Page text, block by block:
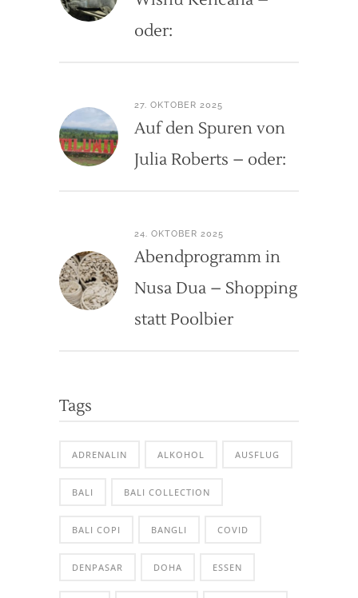
oder:
27. OKTOBER 2025
Auf den Spuren von
Julia Roberts – oder:
24. OKTOBER 2025
Abendprogramm in
Nusa Dua – Shopping
statt Poolbier
Tags
ADRENALIN ALKOHOL AUSFLUG
BALI BALI COLLECTION
BALI COPI BANGLI COVID
DENPASAR DOHA ESSEN